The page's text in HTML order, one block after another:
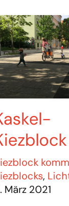
,
März 2021